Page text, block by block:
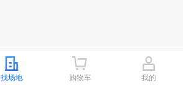
找场地 购物车 我的